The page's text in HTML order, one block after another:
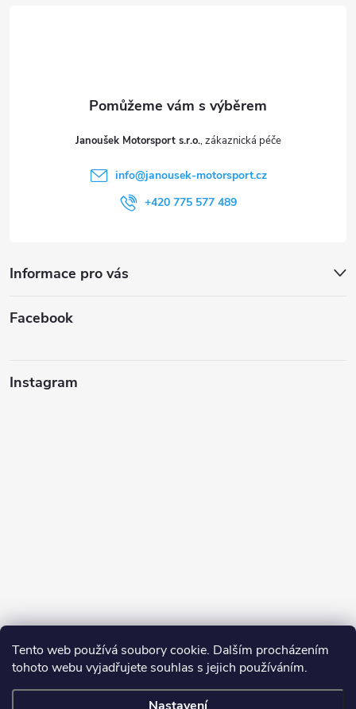
Tento web používá soubory cookie. Dalším procházením
tohoto webu vyjadřujete souhlas s jejich používáním.
Janoušek Motorsport s.r.o.
info@janousek-motorsport.cz
+420 775 577 489
Informace pro vás
Facebook
Instagram
Sledovat na Instagramu